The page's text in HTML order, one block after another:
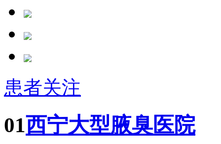
患者关注
01西宁大型腋臭医院